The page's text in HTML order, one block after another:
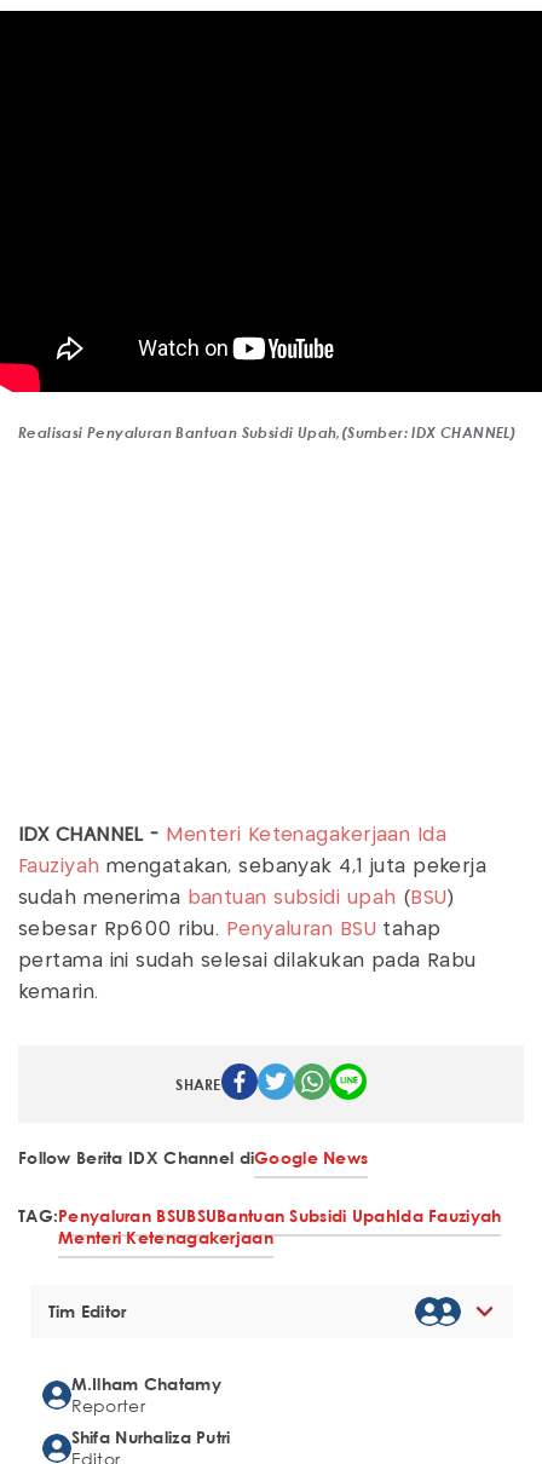
Realisasi Penyaluran Bantuan Subsidi Upah,(Sumber: IDX CHANNEL)
IDX CHANNEL - Menteri Ketenagakerjaan
Ida
Fauziyah mengatakan, sebanyak 4,1 juta pekerja
sudah menerima bantuan subsidi upah ( BSU )
sebesar Rp600 ribu.
Penyaluran BSU tahap
pertama ini sudah selesai dilakukan pada Rabu
kemarin.
SHARE
Follow Berita IDX Channel diGoogle News
TAG:Penyaluran BSUBSUBantuan Subsidi UpahIda Fauziyah
Menteri Ketenagakerjaan
Tim Editor
M.Ilham Chatamy
Reporter
Shifa Nurhaliza Putri
Editor